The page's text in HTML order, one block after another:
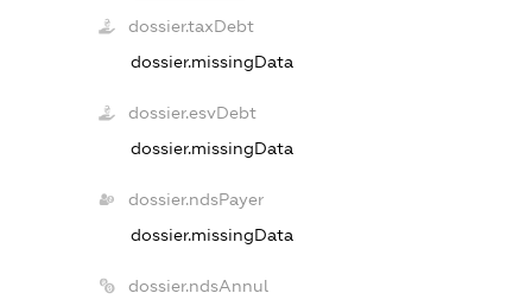
dossier.taxDebt
dossier.missingData
dossier.esvDebt
dossier.missingData
dossier.ndsPayer
dossier.missingData
dossier.ndsAnnul